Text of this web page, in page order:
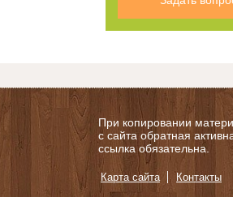
При копировании
с сайта обратная
ссылка обязательна.
Карта сайта Контакты